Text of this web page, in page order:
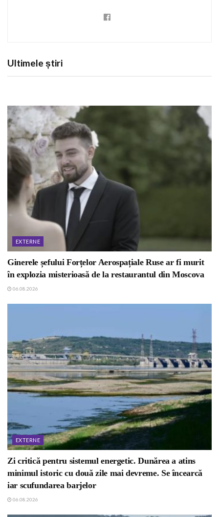
Ultimele știri
EXTERNE
Ginerele șefului Forțelor Aerospațiale Ruse ar fi murit
în explozia misterioasă de la restaurantul din Moscova
06.08.2026
EXTERNE
Zi critică pentru sistemul energetic. Dunărea a atins
minimul istoric cu două zile mai devreme. Se încearcă
iar scufundarea barjelor
06.08.2026